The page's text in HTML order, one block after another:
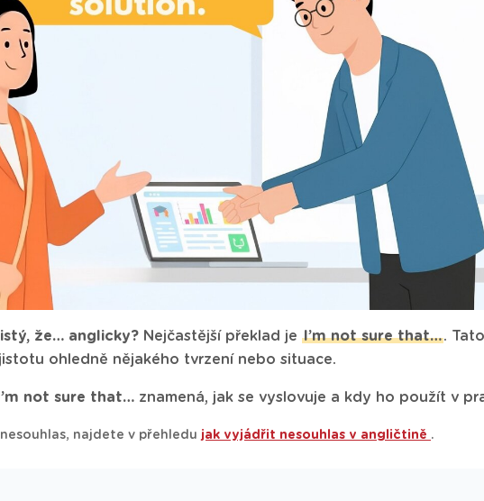
že… anglicky? Nejčastější překlad je I’m not sure that….
ohledně nějakého tvrzení nebo situace.
I’m not sure that… znamená, jak se vyslovuje a kdy ho použít v
najdete v přehledu jak vyjádřit nesouhlas v angličtině .